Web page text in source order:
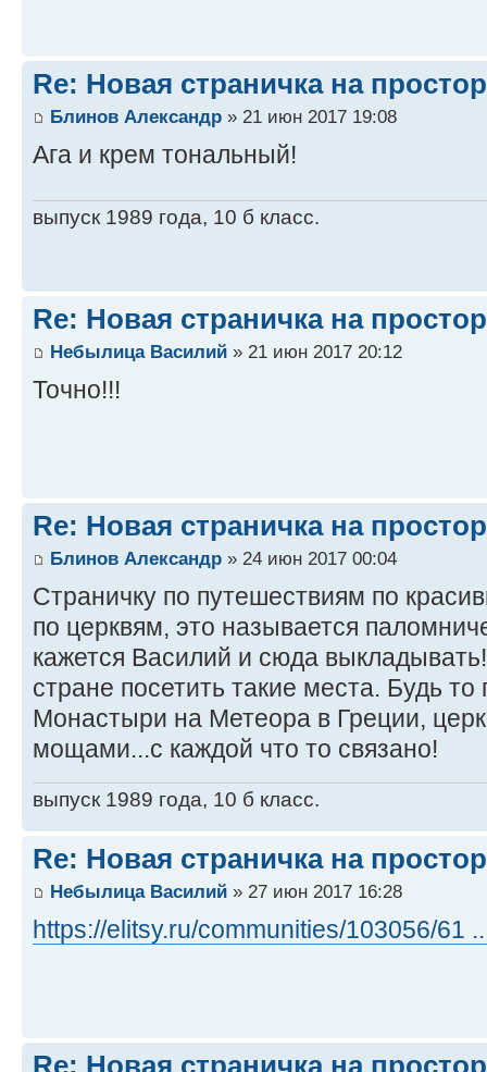
Re: Новая страничка на
Блинов Александр » 21 июн 2017 19:08
Ага и крем тональный!
выпуск 1989 года, 10 б класс.
Re: Новая страничка на
Небылица Василий » 21 июн 2017 20:12
Точно!!!
Re: Новая страничка на
Блинов Александр » 24 июн 2017 00:04
Страничку по путешествиям по
по церквям, это называется
кажется Василий и сюда
стране посетить такие места. Будь
Монастыри на Метеора в Греции,
мощами...с каждой что то связано!
выпуск 1989 года, 10 б класс.
Re: Новая страничка на
Небылица Василий » 27 июн 2017 16:28
https://elitsy.ru/communities/103056/61